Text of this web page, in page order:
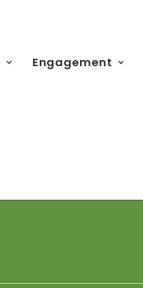
Engagement